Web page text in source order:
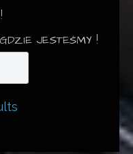
JESTEŚMY !